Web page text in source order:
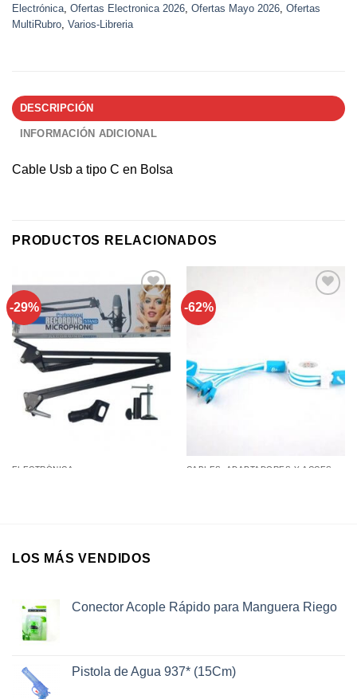
Electrónica Ofertas Electronica 2026 Ofertas Mayo 2026 Ofertas
MultiRubro Varios-Libreria
DESCRIPCIÓN
INFORMACIÓN ADICIONAL
Cable Usb a tipo C en Bolsa
PRODUCTOS RELACIONADOS
-29%
Añadir a
ELECTRÓNICA
-62%
LOS MÁS VENDIDOS
Conector Acople Rápido para Manguera Riego
Pistola de Agua 937* (15Cm)